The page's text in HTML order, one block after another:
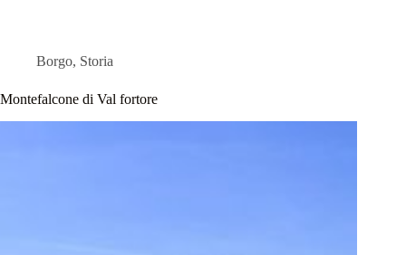
Borgo, Storia
Montefalcone di Val fortore